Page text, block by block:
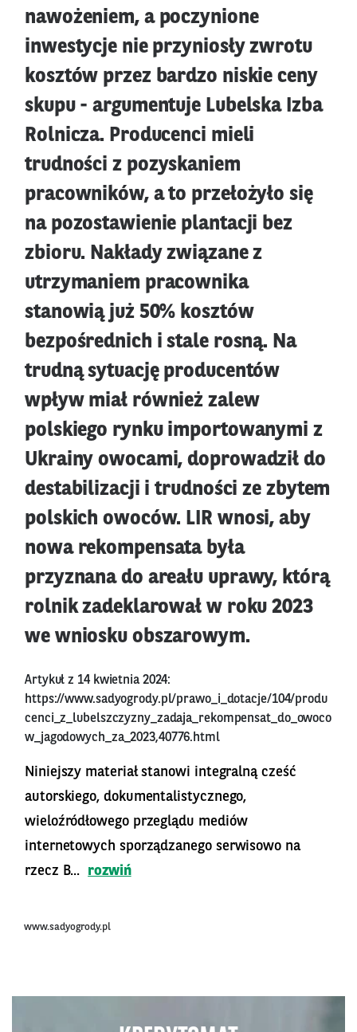
nawożeniem, a poczynione
inwestycje nie przyniosły zwrotu
kosztów przez bardzo niskie ceny
skupu - argumentuje Lubelska Izba
Rolnicza. Producenci mieli
trudności z pozyskaniem
pracowników, a to przełożyło się
na pozostawienie plantacji bez
zbioru. Nakłady związane z
utrzymaniem pracownika
stanowią już 50% kosztów
bezpośrednich i stale rosną. Na
trudną sytuację producentów
wpływ miał również zalew
polskiego rynku importowanymi z
Ukrainy owocami, doprowadził do
destabilizacji i trudności ze zbytem
polskich owoców. LIR wnosi, aby
nowa rekompensata była
przyznana do areału uprawy, którą
rolnik zadeklarował w roku 2023
we wniosku obszarowym.
Artykuł z 14 kwietnia 2024:
https://www.sadyogrody.pl/prawo_i_dotacje/104/produ
cenci_z_lubelszczyzny_zadaja_rekompensat_do_owoco
w_jagodowych_za_2023,40776.html
Niniejszy materiał stanowi integralną cześć
autorskiego, dokumentalistycznego,
wieloźródłowego przeglądu mediów
internetowych sporządzanego serwisowo na
rzecz B...
rozwiń
www.sadyogrody.pl